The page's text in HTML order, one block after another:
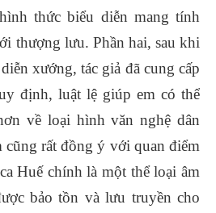
thức biểu diễn mang tính
thượng lưu. Phần hai, sau khi
xướng, tác giả đã cung cấp
định, luật lệ giúp em có thể
về loại hình văn nghệ dân
cũng rất đồng ý với quan điểm
Huế chính là một thể loại âm
bảo tồn và lưu truyền cho